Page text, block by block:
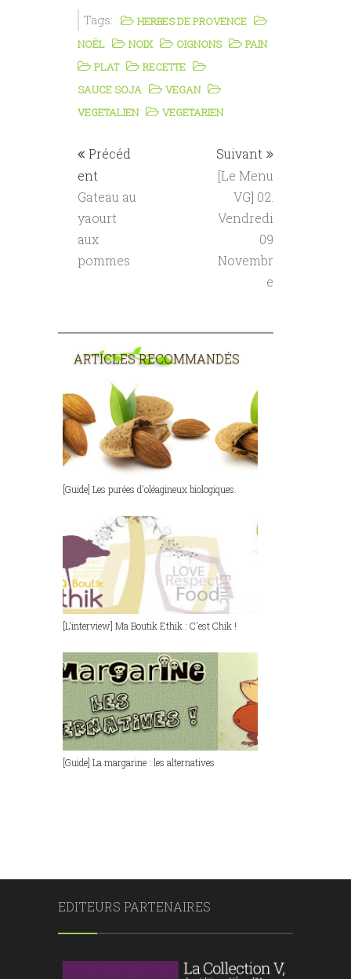
Tags:
HERBES DE PROVENCE
NOËL
NOIX OIGNONS
PAIN
PLAT
RECETTE
SAUCE SOJA
VEGAN
VEGETALIEN
VEGETARIEN
Précéd
ent
Gateau au
yaourt
aux
pommes
Suivant
[Le Menu
VG] 02.
Vendredi
09
Novembr
e
ARTICLES RECOMMANDÉS
[Guide] Les purées d'oléagineux biologiques.
[L'interview] Ma Boutik Ethik : C'est Chik !
[Guide] La margarine : les alternatives
EDITEURS PARTENAIRES